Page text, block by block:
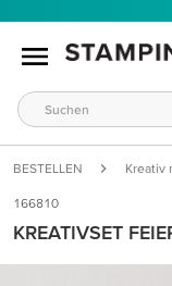
BESTELLEN Kreativ
166810
KREATIVSET